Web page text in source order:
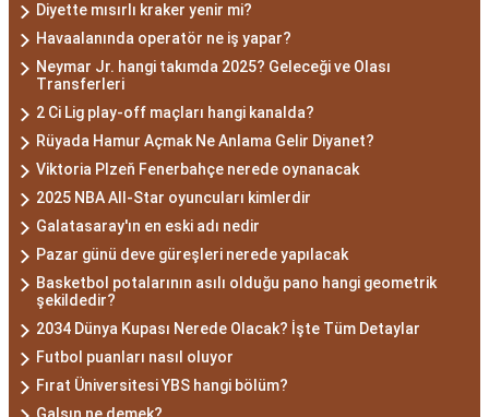
Diyette mısırlı kraker yenir mi?
Havaalanında operatör ne iş yapar?
Neymar Jr. hangi takımda 2025? Geleceği ve Olası
Transferleri
2 Ci Lig play-off maçları hangi kanalda?
Rüyada Hamur Açmak Ne Anlama Gelir Diyanet?
Viktoria Plzeň Fenerbahçe nerede oynanacak
2025 NBA All-Star oyuncuları kimlerdir
Galatasaray'ın en eski adı nedir
Pazar günü deve güreşleri nerede yapılacak
Basketbol potalarının asılı olduğu pano hangi geometrik
şekildedir?
2034 Dünya Kupası Nerede Olacak? İşte Tüm Detaylar
Futbol puanları nasıl oluyor
Fırat Üniversitesi YBS hangi bölüm?